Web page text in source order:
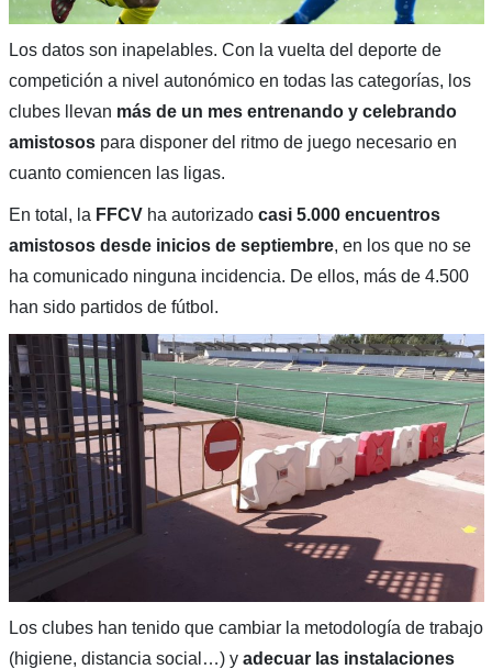
Los datos son inapelables. Con la vuelta del deporte de
competición a nivel autonómico en todas las categorías, los
clubes llevan más de un mes entrenando y celebrando
amistosospara disponer del ritmo de juego necesario en
cuanto comiencen las ligas.
En total, la FFCVha autorizado casi 5.000 encuentros
amistosos desde inicios de septiembre, en los que no se
ha comunicado ninguna incidencia. De ellos, más de 4.500
han sido partidos de fútbol.
Los clubes han tenido que cambiar la metodología de trabajo
(higiene, distancia social…) y adecuar las instalaciones